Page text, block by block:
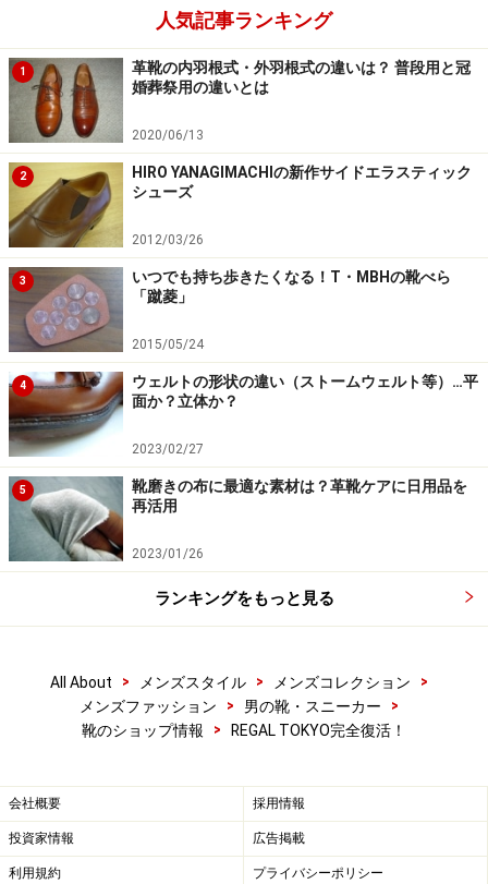
人気記事ランキング
1
革靴の内羽根式・外羽根式の違いは？ 普段用と冠
婚葬祭用の違いとは
2020/06/13
2
HIRO YANAGIMACHIの新作サイドエラスティック
シューズ
2012/03/26
3
いつでも持ち歩きたくなる！T・MBHの靴べら
「蹴菱」
2015/05/24
4
ウェルトの形状の違い（ストームウェルト等）…平
面か？立体か？
2023/02/27
5
靴磨きの布に最適な素材は？革靴ケアに日用品を
再活用
2023/01/26
ランキングをもっと見る
All About > メンズスタイル > メンズコレクション
>
メンズファッション
> 男の靴・スニーカー
>
靴のショップ情報
> REGAL TOKYO完全復活！
会社概要 採用情報
投資家情報 広告掲載
利用規約 プライバシーポリシー